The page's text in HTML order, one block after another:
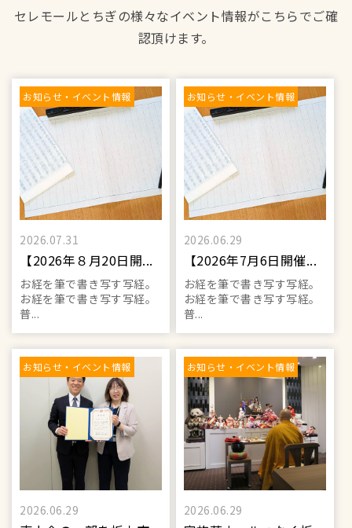
セレモールとちぎの様々なイベント情報がこちらでご確
認頂けます。
お知らせ・イベント情報
2026.07.31
【2026年８月20日開...
お経を筆で書き写す写経。
お経を筆で書き写す写経。
普...
お知らせ・イベント情報
2026.06.29
【2026年7月6日開催...
お経を筆で書き写す写経。
お経を筆で書き写す写経。
普...
お知らせ・イベント情報
2026.06.29
お知らせ・イベント情報
2026.06.29